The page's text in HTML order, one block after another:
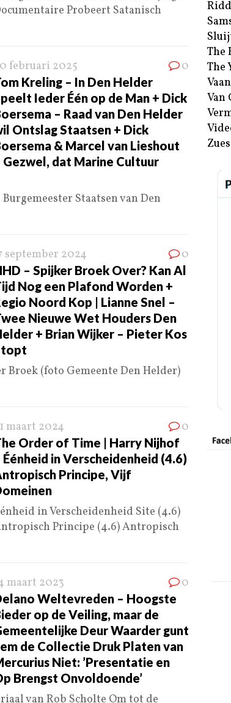
Probeert Satanisch
februari 2025 0
Kreling – In Den Helder
Ieder Één op de Man + Dick
– Raad van Den Helder
Ontslag Staatsen + Dick
& Marcel van Lieshout
Gezwel, dat Marine Cultuur
Staatsen van Den
september 2024 0
– Spijker Broek Over? Kan Al
Nog een Plafond Worden +
Noord Kop | Lianne Snel –
Nieuwe Wet Houders Den
+ Brian Wijker – Pieter Kos
Broek (foto Gemeente Den Helder)
maart 2024 0
Order of Time | Harry Nijhof
Éénheid in Verscheidenheid (4.6)
Principe, Vijf
in Verscheidenheid Site (4.6)
Principe (4.6) Antropisch
maart 2023 0
Weltevreden – Hoogste
op de Veiling, maar de
Deur Waarder gunt
de Collectie Druk Platen van
Niet: ’Presentatie en
Brengst Onvoldoende’
van Rob Scholte Om tot de
The
The
Van